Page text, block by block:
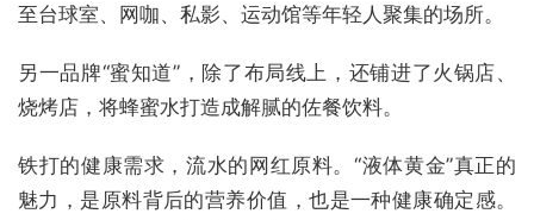
至台球室、网咖、私影、运动馆等年轻人聚集的场所。
另一品牌“蜜知道”，除了布局线上，还铺进了火锅店、
烧烤店，将蜂蜜水打造成解腻的佐餐饮料。
铁打的健康需求，流水的网红原料。“液体黄金”真正的
魅力，是原料背后的营养价值，也是一种健康确定感。